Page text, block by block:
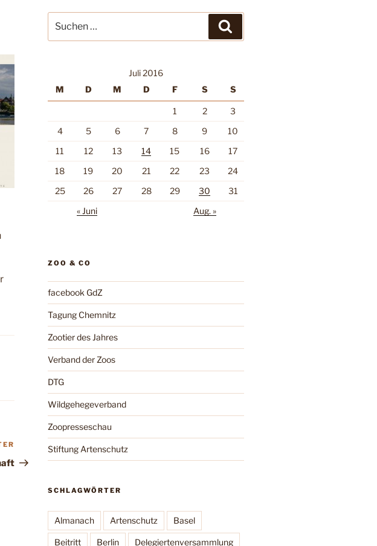
Nächster
Beitrag
nach:
Juli 2016
M
D M D F S S
1 2
3
4
5 6 7 8 9
10
11
12 13 14 15 16
17
18
19 20 21 22 23
24
25
26 27 28 29 30
31
« Juni
Aug. »
ZOO & CO
facebook GdZ
Tagung Chemnitz
Zootier des Jahres
Verband der Zoos
DTG
Wildgehegeverband
Zoopresseschau
Stiftung Artenschutz
SCHLAGWÖRTER
Almanach Artenschutz Basel
Beitritt Berlin Delegiertenversammlung